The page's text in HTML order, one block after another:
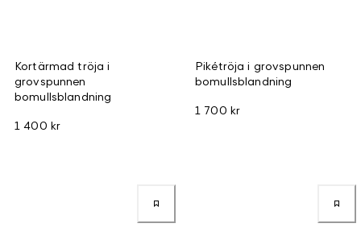
Kortärmad tröja i
grovspunnen
bomullsblandning
1 400 kr
Pikétröja i grovspunnen
bomullsblandning
1 700 kr